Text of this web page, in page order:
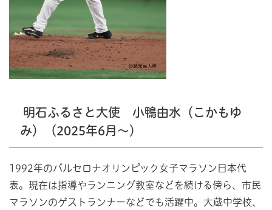
明石ふるさと大使 小鴨由水（こかもゆ
み）（2025年6月～）
1992年のバルセロナオリンピック女子マラソン日本代
表。現在は指導やランニング教室などを続ける傍ら、市民
マラソンのゲストランナーなどでも活躍中。大蔵中学校、